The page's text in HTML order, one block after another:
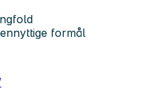
formål